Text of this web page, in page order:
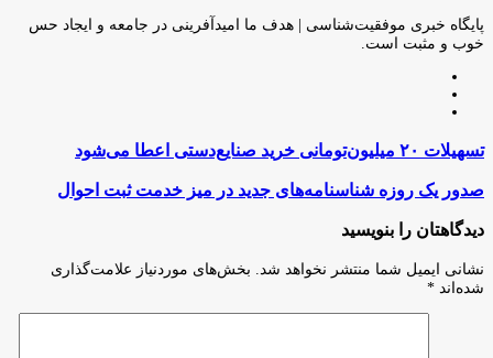
ایمیل
پایگاه خبری موفقیت‌شناسی | هدف ما امیدآفرینی در جامعه و ایجاد حس
خوب و مثبت است.
تسهیلات
میلیون‌تومانی
خرید
صنایع‌دستی
اعطا
می‌شود
تسهیلات ۲۰ میلیون‌تومانی خرید صنایع‌دستی اعطا می‌شود
صدور
روزه
شناسنامه‌های
جدید
در
صدور یک روزه شناسنامه‌های جدید در میز خدمت ثبت احوال
دیدگاهتان را بنویسید
نشانی ایمیل شما منتشر نخواهد شد.
بخش‌های موردنیاز علامت‌گذاری
شده‌اند *